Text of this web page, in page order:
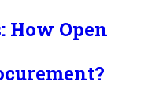
How Open